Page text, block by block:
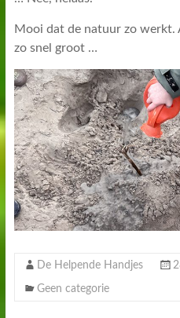
Mooi dat de natuur zo werkt.
zo snel groot …
De Helpende Handjes
Geen categorie